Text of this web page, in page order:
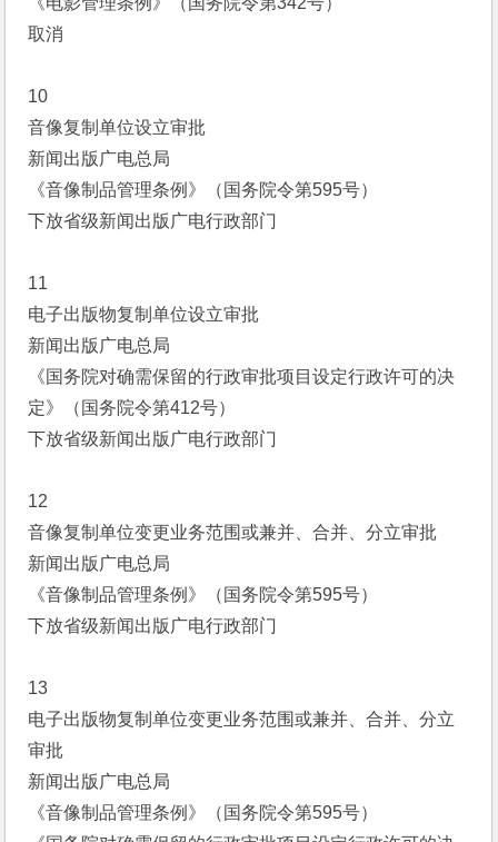
取消
10
音像复制单位设立审批
新闻出版广电总局
《音像制品管理条例》（国务院令第595号）
下放省级新闻出版广电行政部门
11
电子出版物复制单位设立审批
新闻出版广电总局
《国务院对确需保留的行政审批项目设定行政许可的决
定》（国务院令第412号）
下放省级新闻出版广电行政部门
12
音像复制单位变更业务范围或兼并、合并、分立审批
新闻出版广电总局
《音像制品管理条例》（国务院令第595号）
下放省级新闻出版广电行政部门
13
电子出版物复制单位变更业务范围或兼并、合并、分立
审批
新闻出版广电总局
《音像制品管理条例》（国务院令第595号）